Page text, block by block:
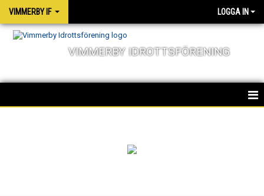
VIMMERBY IF LOGGA IN
VIMMERBY IDROTTSFÖRENING